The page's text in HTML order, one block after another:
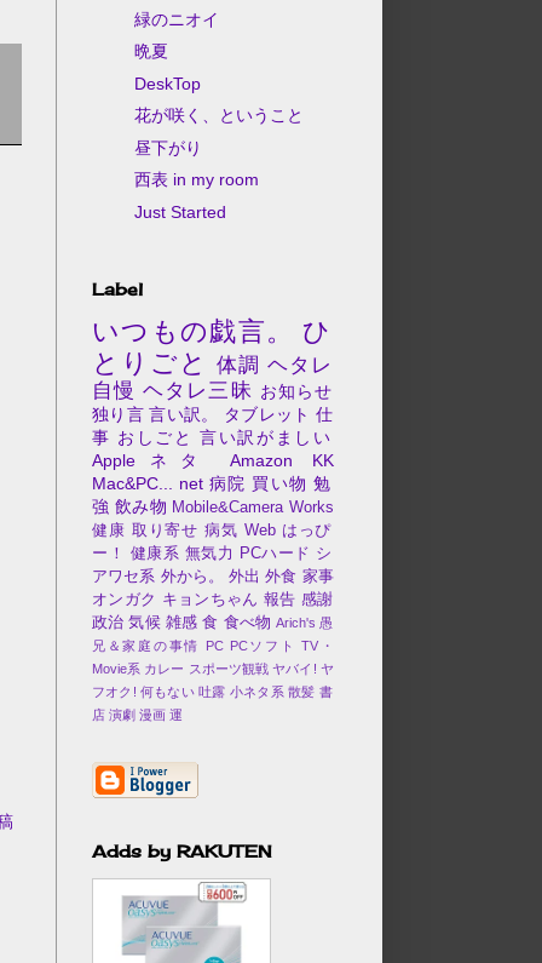
緑のニオイ
晩夏
DeskTop
花が咲く、ということ
昼下がり
西表 in my room
Just Started
Label
いつもの戯言。
ひ
とりごと
体調 ヘタレ
自慢 ヘタレ三昧 お知らせ
独り言 言い訳。 タブレット 仕
事 おしごと
言い訳がましい
Appleネタ
Amazon
KK
Mac&PC...
net 病院 買い物 勉
強 飲み物 Mobile&Camera Works
健康 取り寄せ 病気 Web はっぴ
ー！
健康系 無気力 PCハード シ
アワセ系 外から。 外出 外食 家事
オンガク キョンちゃん 報告 感謝
政治 気候 雑感 食 食べ物 Arich's 愚
兄＆家庭の事情
PC PCソフト
TV・
Movie系 カレー スポーツ観戦 ヤバイ! ヤ
フオク! 何もない 吐露 小ネタ系 散髪 書
店 演劇 漫画 運
Adds by RAKUTEN